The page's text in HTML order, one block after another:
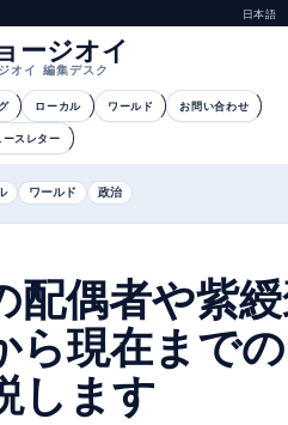
日本語
ージオイ
オイ 編集デスク
ローカル ワールド お問い合わせ
ースレター
ワールド 政治
配偶者や紫
ら現在まで
します